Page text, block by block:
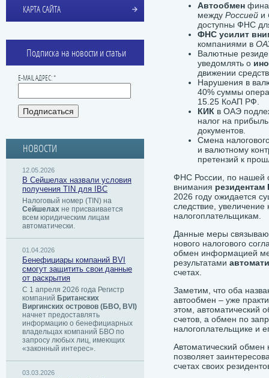
Автообмен
между Россией и
доступны ФНС
ФНС усилит
компаниями в
Валютные
уведомлять о
движении
Нарушения в
40% суммы
15.25 КоАП РФ.
КИК в ОАЭ
налог на
документов.
Смена
и валютному
претензий к
ФНС России, по нашей
внимания
2026 году ожидается
следствие, увеличение
налогоплательщикам.
Данные меры
нового налогового
обмен информацией
результатами
счетах.
Заметим, что оба
автообмен – уже
этом, автоматический
счетов, а обмен по
налогоплательщике
Автоматический
позволяет
счетах своих
КАРТА САЙТА
Подписка на новости и статьи
E-MAIL АДРЕС: *
НОВОСТИ
12.05.2026
В Сейшелах назвали условия
получения TIN для IBC
Налоговый номер (TIN) на
Сейшелах не присваивается
всем юридическим лицам
автоматически.
01.04.2026
Бенефициары компаний BVI
смогут защитить свои данные
от раскрытия
С 1 апреля 2026 года Регистр
компаний Британских
Виргинских островов (БВО, BVI)
начнет предоставлять
информацию о бенефициарных
владельцах компаний БВО по
запросу любых лиц, имеющих
«законный интерес».
03.03.2026